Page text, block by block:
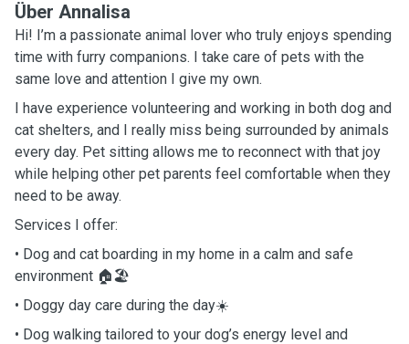
Über Annalisa
Hi! I’m a passionate animal lover who truly enjoys spending
time with furry companions. I take care of pets with the
same love and attention I give my own.
I have experience volunteering and working in both dog and
cat shelters, and I really miss being surrounded by animals
every day. Pet sitting allows me to reconnect with that joy
while helping other pet parents feel comfortable when they
need to be away.
Services I offer:
• Dog and cat boarding in my home in a calm and safe
environment 🏠🏖️
• Doggy day care during the day☀️
• Dog walking tailored to your dog’s energy level and